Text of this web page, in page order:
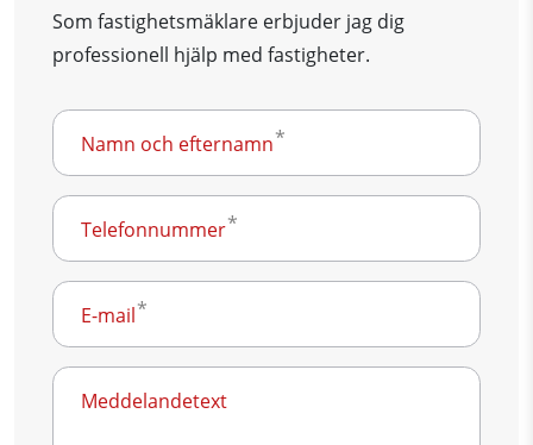
Som fastighetsmäklare erbjuder jag dig
professionell hjälp med fastigheter.
Namn och efternamn
Telefonnummer
E-mail
Meddelandetext